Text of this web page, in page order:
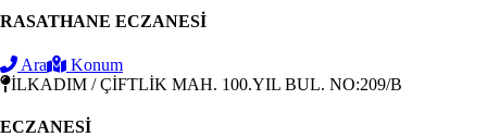
RASATHANE ECZANESİ
Ara
Konum
İLKADIM / ÇİFTLİK MAH. 100.YIL BUL. NO:209/B
ECZANESİ